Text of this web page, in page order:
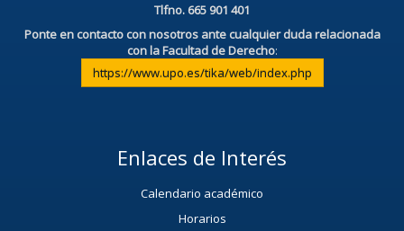
Tlfno. 665 901 401
Ponte en contacto con nosotros ante cualquier duda relacionada
con la Facultad de Derecho:
https://www.upo.es/tika/web/index.php
Enlaces de Interés
Calendario académico
Horarios